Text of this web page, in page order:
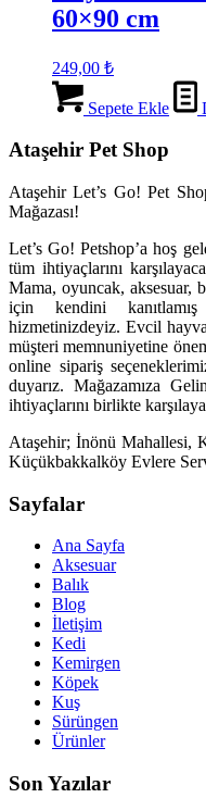
60×90 cm
249,00 ₺
Sepete Ekle
Ataşehir Pet Shop
Ataşehir Let’s Go! Pet
Mağazası!
Let’s Go! Petshop’a hoş
tüm ihtiyaçlarını
Mama, oyuncak, aksesuar,
için kendini
hizmetinizdeyiz. Evcil
müşteri memnuniyetine
online sipariş
duyarız. Mağazamıza
ihtiyaçlarını birlikte
Ataşehir; İnönü Mahallesi,
Küçükbakkalköy Evlere
Sayfalar
Ana Sayfa
Aksesuar
Balık
Blog
İletişim
Kedi
Kemirgen
Köpek
Kuş
Sürüngen
Ürünler
Son Yazılar